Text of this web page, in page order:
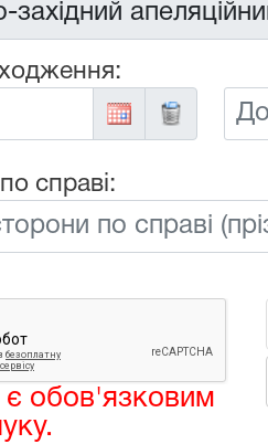
До:
справі:
є обов'язковим